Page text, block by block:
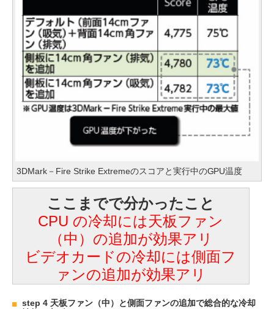
3DMark－Fire Strike Extremeのスコアと実行中のGPU温度
ここまでで分かったこと
CPU の冷却には天板ファン
（中）の追加が効果アリ
ビデオカードの冷却には側面フ
ァンの追加が効果アリ
step 4 天板ファン（中）と側面ファンの追加で総合的な冷却